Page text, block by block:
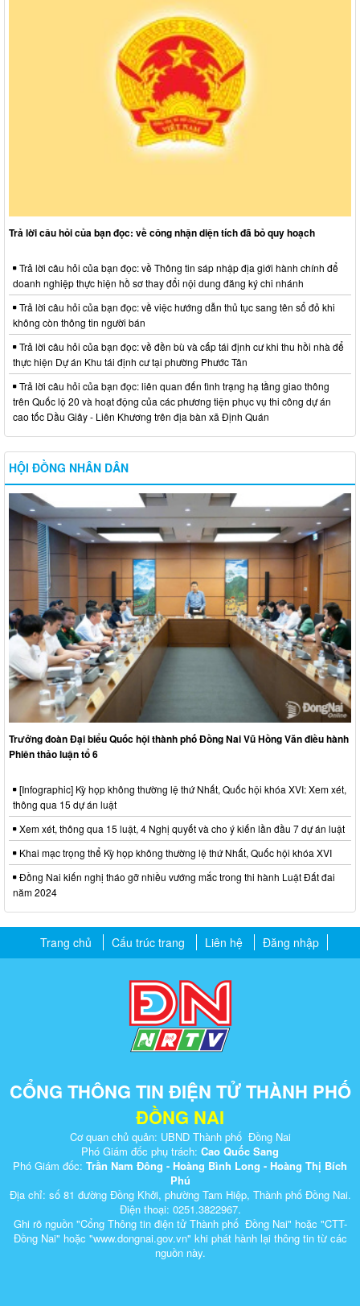
Trả lời câu hỏi của bạn đọc: về công nhận diện tích đã bỏ quy hoạch
Trả lời câu hỏi của bạn đọc: về Thông tin sáp nhập địa giới hành chính để
doanh nghiệp thực hiện hồ sơ thay đổi nội dung đăng ký chi nhánh
Trả lời câu hỏi của bạn đọc: về việc hướng dẫn thủ tục sang tên sổ đỏ khi
không còn thông tin người bán
Trả lời câu hỏi của bạn đọc: về đền bù và cấp tái định cư khi thu hồi nhà để
thực hiện Dự án Khu tái định cư tại phường Phước Tân
Trả lời câu hỏi của bạn đọc: liên quan đến tình trạng hạ tầng giao thông
trên Quốc lộ 20 và hoạt động của các phương tiện phục vụ thi công dự án
cao tốc Dầu Giây - Liên Khương trên địa bàn xã Định Quán
HỘI ĐỒNG NHÂN DÂN
Trưởng đoàn Đại biểu Quốc hội thành phố Đồng Nai Vũ Hồng Văn điều hành
Phiên thảo luận tổ 6
[Infographic] Kỳ họp không thường lệ thứ Nhất, Quốc hội khóa XVI: Xem xét,
thông qua 15 dự án luật
Xem xét, thông qua 15 luật, 4 Nghị quyết và cho ý kiến lần đầu 7 dự án luật
Khai mạc trọng thể Kỳ họp không thường lệ thứ Nhất, Quốc hội khóa XVI
Đồng Nai kiến nghị tháo gỡ nhiều vướng mắc trong thi hành Luật Đất đai
năm 2024
Trang chủ Cấu trúc trang Liên hệ Đăng nhập
CỔNG THÔNG TIN ĐIỆN TỬ THÀNH PHỐ
ĐỒNG NAI
Cơ quan chủ quản: UBND Thành phố Đồng Nai
Phó Giám đốc phụ trách: Cao Quốc Sang
Phó Giám đốc: Trần Nam Đông - Hoàng Bình Long - Hoàng Thị Bích
Phú
Địa chỉ: số 81 đường Đồng Khởi, phường Tam Hiệp, Thành phố Đồng Nai.
Điện thoại: 0251.3822967.
Ghi rõ nguồn "Cổng Thông tin điện tử Thành phố Đồng Nai" hoặc "CTT-
Đồng Nai" hoặc "www.dongnai.g​ov.vn" khi ​phát hành lại thông tin từ các
nguồn này.​